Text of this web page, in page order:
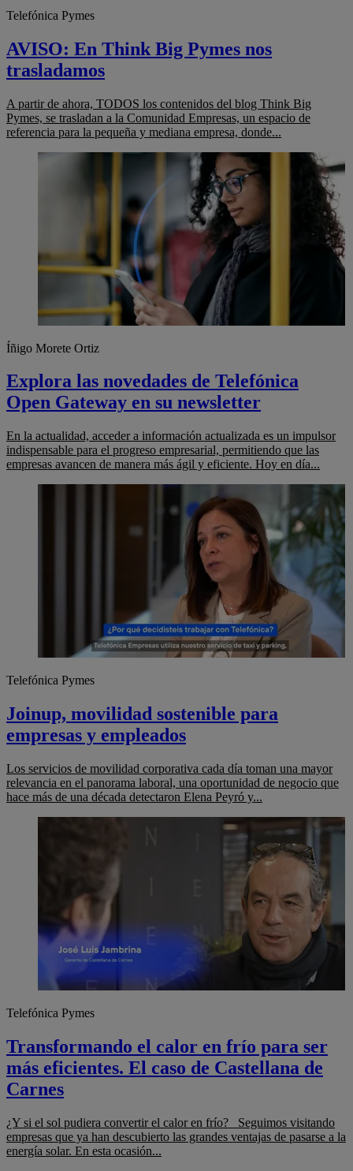
Telefónica Pymes
AVISO: En Think Big Pymes nos
trasladamos
A partir de ahora, TODOS los contenidos del blog Think Big
Pymes, se trasladan a la Comunidad Empresas, un espacio de
referencia para la pequeña y mediana empresa, donde...
Íñigo Morete Ortiz
Explora las novedades de Telefónica
Open Gateway en su newsletter
En la actualidad, acceder a información actualizada es un impulsor
indispensable para el progreso empresarial, permitiendo que las
empresas avancen de manera más ágil y eficiente. Hoy en día...
Telefónica Pymes
Joinup, movilidad sostenible para
empresas y empleados
Los servicios de movilidad corporativa cada día toman una mayor
relevancia en el panorama laboral, una oportunidad de negocio que
hace más de una década detectaron Elena Peyró y...
Telefónica Pymes
Transformando el calor en frío para ser
más eficientes. El caso de Castellana de
Carnes
¿Y si el sol pudiera convertir el calor en frío? Seguimos visitando
empresas que ya han descubierto las grandes ventajas de pasarse a la
energía solar. En esta ocasión...